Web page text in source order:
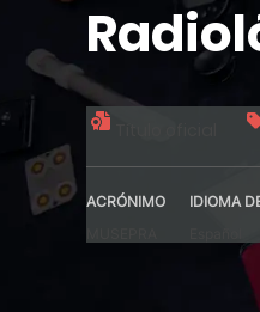
ACRÓNIMO
IDIOMA